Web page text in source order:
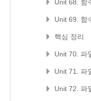
Unit 68. 함
Unit 69. 함
핵심 정리
Unit 70. 파
Unit 71. 파
Unit 72. 파